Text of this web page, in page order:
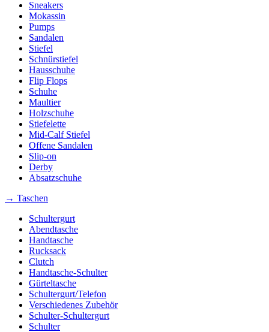
Sneakers
Mokassin
Pumps
Sandalen
Stiefel
Schnürstiefel
Hausschuhe
Flip Flops
Schuhe
Maultier
Holzschuhe
Stiefelette
Mid-Calf Stiefel
Offene Sandalen
Slip-on
Derby
Absatzschuhe
→ Taschen
Schultergurt
Abendtasche
Handtasche
Rucksack
Clutch
Handtasche-Schulter
Gürteltasche
Schultergurt/Telefon
Verschiedenes Zubehör
Schulter-Schultergurt
Schulter